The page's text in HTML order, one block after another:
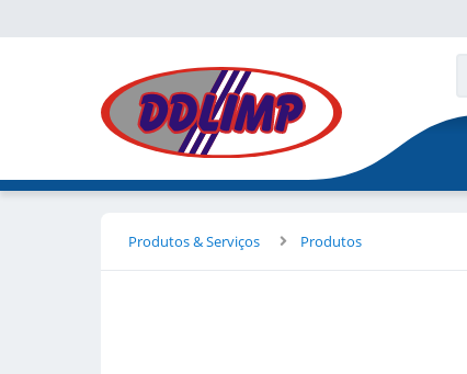
Produtos & Serviços Produtos